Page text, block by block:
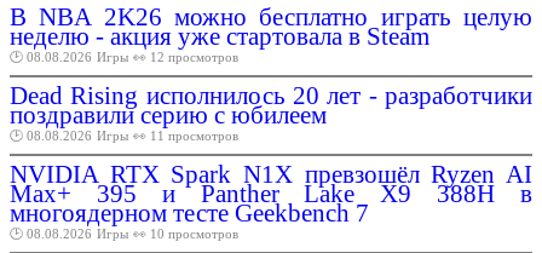
В NBA 2K26 можно бесплатно играть целую
неделю - акция уже стартовала в Steam
🕑 08.08.2026 Игры 👀 12 просмотров
Dead Rising исполнилось 20 лет - разработчики
поздравили серию с юбилеем
🕑 08.08.2026 Игры 👀 11 просмотров
NVIDIA RTX Spark N1X превзошёл Ryzen AI
Max+ 395 и Panther Lake X9 388H в
многоядерном тесте Geekbench 7
🕑 08.08.2026 Игры 👀 10 просмотров